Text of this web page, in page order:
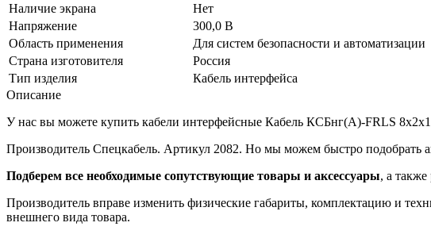
Наличие экрана
Нет
Напряжение
300,0 В
Область применения
Для систем безопасности и автоматизации
Страна изготовителя
Россия
Тип изделия
Кабель интерфейса
Описание
У нас вы можете купить кабели интерфейсные Кабель КСБнг(А)-FRLS
Производитель Спецкабель. Артикул 2082. Но мы можем быстро подобрать
Подберем все необходимые сопутствующие товары и аксессуары, а
Производитель вправе изменить физические габариты, комплектацию и
внешнего вида товара.